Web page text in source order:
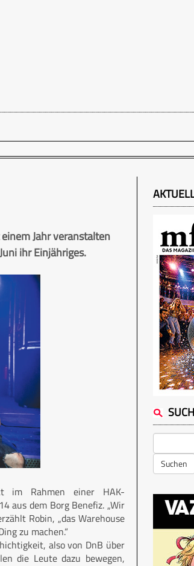
Jahr veranstalten
ihr Einjähriges.
im Rahmen einer HAK-
aus dem Borg Benefiz. „Wir
Robin, „das Warehouse
zu machen.“
also von DnB über
die Leute dazu bewegen,
Suchen